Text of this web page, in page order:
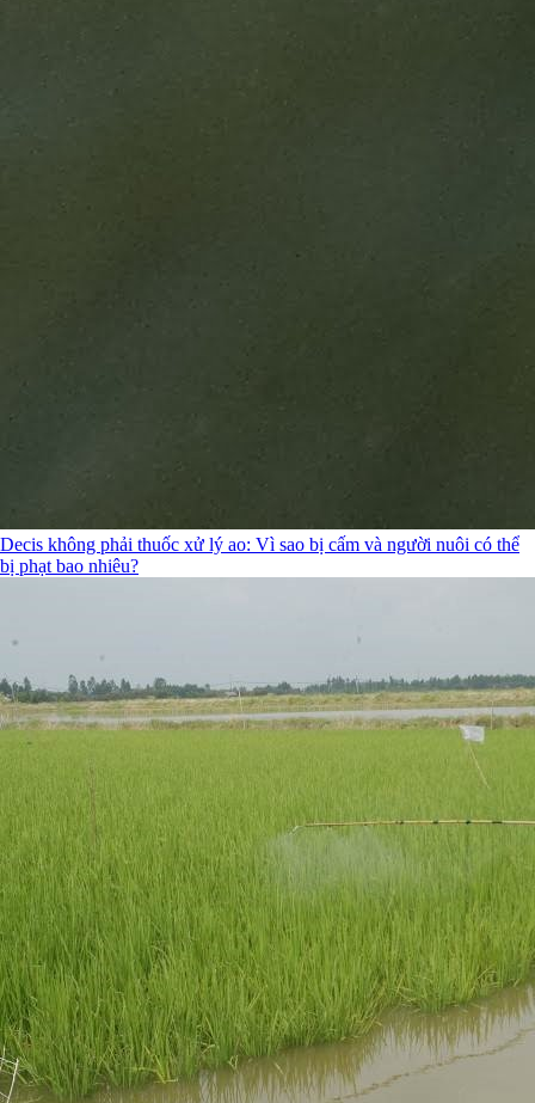
Decis không phải thuốc xử lý ao: Vì sao bị cấm và người nuôi có thể
bị phạt bao nhiêu?